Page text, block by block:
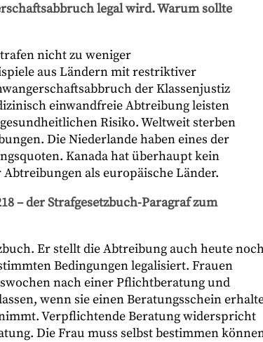
legal wird. Warum sollte
nicht zu weniger
aus Ländern mit restriktiver
der Klassenjustiz
einwandfreie Abtreibung leisten
Risiko. Weltweit sterben
Die Niederlande haben eines der
Kanada hat überhaupt kein
als europäische Länder.
– der Strafgesetzbuch-Paragraf zum
Er stellt die Abtreibung auch heute
Bedingungen legalisiert. Frauen
nach einer Pflichtberatung und
wenn sie einen Beratungsschein
Verpflichtende Beratung widerspricht
Die Frau muss selbst bestimmen